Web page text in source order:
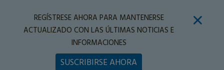
REGÍSTRESE AHORA PARA MANTENERSE
ACTUALIZADO CON LAS ÚLTIMAS NOTICIAS E
INFORMACIONES
SUSCRIBIRSE AHORA